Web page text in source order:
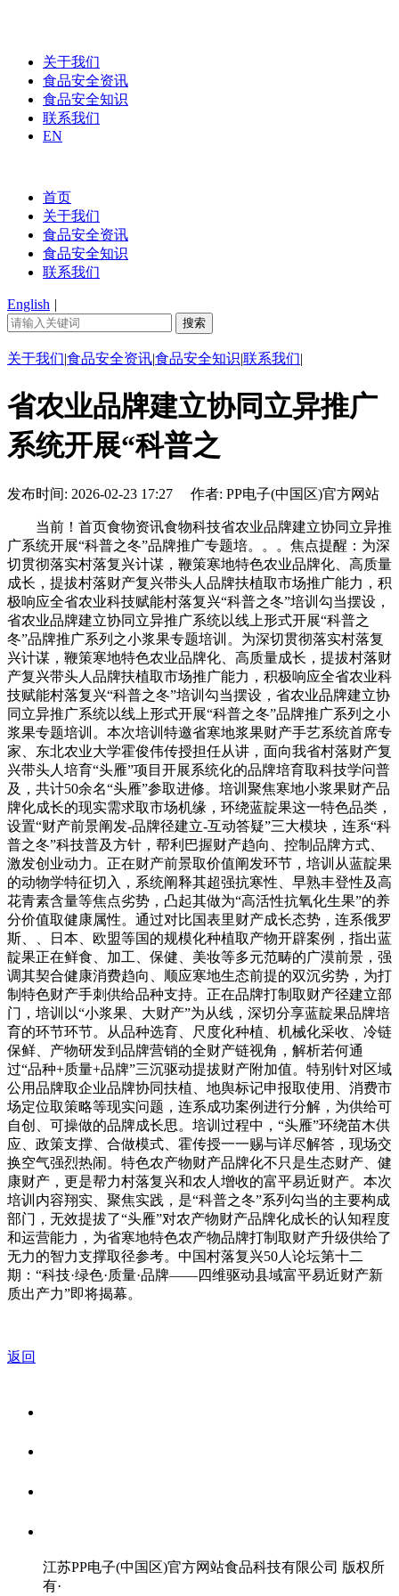
关于我们
食品安全资讯
食品安全知识
联系我们
EN
首页
关于我们
食品安全资讯
食品安全知识
联系我们
English |
关于我们|食品安全资讯|食品安全知识|联系我们|
省农业品牌建立协同立异推广
系统开展“科普之
发布时间: 2026-02-23 17:27 作者: PP电子(中国区)官方网站
当前！首页食物资讯食物科技省农业品牌建立协同立异推
广系统开展“科普之冬”品牌推广专题培。。。焦点提醒：为深
切贯彻落实村落复兴计谋，鞭策寒地特色农业品牌化、高质量
成长，提拔村落财产复兴带头人品牌扶植取市场推广能力，积
极响应全省农业科技赋能村落复兴“科普之冬”培训勾当摆设，
省农业品牌建立协同立异推广系统以线上形式开展“科普之
冬”品牌推广系列之小浆果专题培训。为深切贯彻落实村落复
兴计谋，鞭策寒地特色农业品牌化、高质量成长，提拔村落财
产复兴带头人品牌扶植取市场推广能力，积极响应全省农业科
技赋能村落复兴“科普之冬”培训勾当摆设，省农业品牌建立协
同立异推广系统以线上形式开展“科普之冬”品牌推广系列之小
浆果专题培训。本次培训特邀省寒地浆果财产手艺系统首席专
家、东北农业大学霍俊伟传授担任从讲，面向我省村落财产复
兴带头人培育“头雁”项目开展系统化的品牌培育取科技学问普
及，共计50余名“头雁”参取进修。培训聚焦寒地小浆果财产品
牌化成长的现实需求取市场机缘，环绕蓝靛果这一特色品类，
设置“财产前景阐发-品牌径建立-互动答疑”三大模块，连系“科
普之冬”科技普及方针，帮利巴握财产趋向、控制品牌方式、
激发创业动力。正在财产前景取价值阐发环节，培训从蓝靛果
的动物学特征切入，系统阐释其超强抗寒性、早熟丰登性及高
花青素含量等焦点劣势，凸起其做为“高活性抗氧化生果”的养
分价值取健康属性。通过对比国表里财产成长态势，连系俄罗
斯、、日本、欧盟等国的规模化种植取产物开辟案例，指出蓝
靛果正在鲜食、加工、保健、美妆等多元范畴的广漠前景，强
调其契合健康消费趋向、顺应寒地生态前提的双沉劣势，为打
制特色财产手刺供给品种支持。正在品牌打制取财产径建立部
门，培训以“小浆果、大财产”为从线，深切分享蓝靛果品牌培
育的环节环节。从品种选育、尺度化种植、机械化采收、冷链
保鲜、产物研发到品牌营销的全财产链视角，解析若何通
过“品种+质量+品牌”三沉驱动提拔财产附加值。特别针对区域
公用品牌取企业品牌协同扶植、地舆标记申报取使用、消费市
场定位取策略等现实问题，连系成功案例进行分解，为供给可
自创、可操做的品牌成长思。培训过程中，“头雁”环绕苗木供
应、政策支撑、合做模式、霍传授一一赐与详尽解答，现场交
换空气强烈热闹。特色农产物财产品牌化不只是生态财产、健
康财产，更是帮力村落复兴和农人增收的富平易近财产。本次
培训内容翔实、聚焦实践，是“科普之冬”系列勾当的主要构成
部门，无效提拔了“头雁”对农产物财产品牌化成长的认知程度
和运营能力，为省寒地特色农产物品牌打制取财产升级供给了
无力的智力支撑取径参考。中国村落复兴50人论坛第十二
期：“科技·绿色·质量·品牌——四维驱动县域富平易近财产新
质出产力”即将揭幕。
返回
江苏PP电子(中国区)官方网站食品科技有限公司 版权所
有·